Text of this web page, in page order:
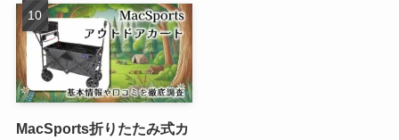
MacSports折りたたみ式カ